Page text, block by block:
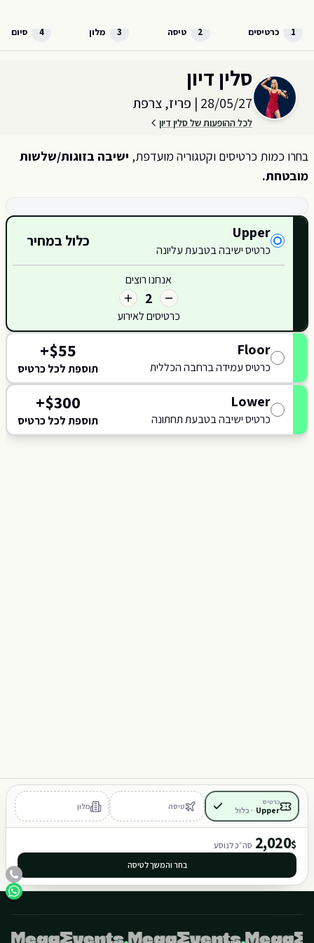
1 כרטיסים 2 טיסה 3 מלון 4 סיום
בחר כמות וקטגוריית כרטיסים עבור האירוע ב
סלין דיון
28/05/27
| פריז, צרפת
לכל ההופעות של סלין דיון
בחרו כמות כרטיסים וקטגוריה מועדפת, ישיבה בזוגות/שלשות
מובטחת.
420
421
401 402
J
קטגוריות כרטיסים זמינות
Upper
כרטיס ישיבה בטבעת עליונה
כלול במחיר
אנחנו רוצים
2
כרטיסים לאירוע
Floor
כרטיס עמידה ברחבה הכללית
$55
+
תוספת לכל כרטיס
Lower
כרטיס ישיבה בטבעת תחתונה
$300
+
תוספת לכל כרטיס
כרטיס
Upper
· כלול טיסה מלון
$
2,020 סה״כ לנוסע
בחר והמשך לטיסה